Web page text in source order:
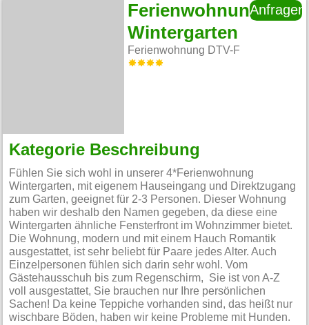
Ferienwohnung
Wintergarten
Ferienwohnung DTV-F
Anfragen
Kategorie Beschreibung
Fühlen Sie sich wohl in unserer 4*Ferienwohnung
Wintergarten, mit eigenem Hauseingang und Direktzugang
zum Garten, geeignet für 2-3 Personen. Dieser Wohnung
haben wir deshalb den Namen gegeben, da diese eine
Wintergarten ähnliche Fensterfront im Wohnzimmer bietet.
Die Wohnung, modern und mit einem Hauch Romantik
ausgestattet, ist sehr beliebt für Paare jedes Alter. Auch
Einzelpersonen fühlen sich darin sehr wohl. Vom
Gästehausschuh bis zum Regenschirm, Sie ist von A-Z
voll ausgestattet, Sie brauchen nur Ihre persönlichen
Sachen! Da keine Teppiche vorhanden sind, das heißt nur
wischbare Böden, haben wir keine Probleme mit Hunden.